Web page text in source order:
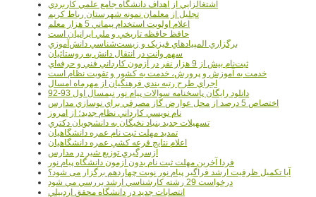
اشتغالزايي از اهداف دانشگاه جامع علمي کاربردي
تجليل از معلمان نمونه شهرستان رباط کريم
اعلام اولويت استخدام پيماني 5 هزار معلم
حافظ حافظه تاريخي و ملي ايرانيان است
برگزاري المپيادهاي فيزيک و زيست‌شناسي دانش‌آموزي
سهم وانت در انتقال دانش به روستائيان
ثبت‌نام بيش از 9 هزار نفر در آزمون کارداني فني و حرفه‌اي
خدمت به آموزش و پرورش، خدمت به کشور و تقويت نظام است
اجراي طرح رتبه بندي فرهنگيان از مهرماه امسال
دانلود رایگان پاسخنامه سوالات پیام نور نیمسال اول 93-92
اختصاص 5 درصد از محل عوارض گاز مصرفي براي نوسازي مدارس
نام نويسي کارداني نظام جديد؛ از امروز
تسهيلات جديد بنياد نخبگان به دانشجويان دکتري
تمديد مهلت ثبت نام عمره دانشگاهيان
اعلام نتايج قرعه کشي عمره دانشگاهيان
ازسرگيري توزيع شير در مدارس
فردا آخرین مهلت ثبت نام بدون آزمون دانشگاه پیام نور
آیا تکمیل ظرفیت ارشد فراگیر پیام نور نوبت چهاردهم برگزار می شود؟
درخواست 29 رشته کارشناسي ارشد بررسي مي شود
انتصابات جديد در دانشگاه محقق اردبيلي